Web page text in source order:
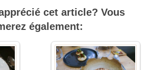
cet article? Vous
également: